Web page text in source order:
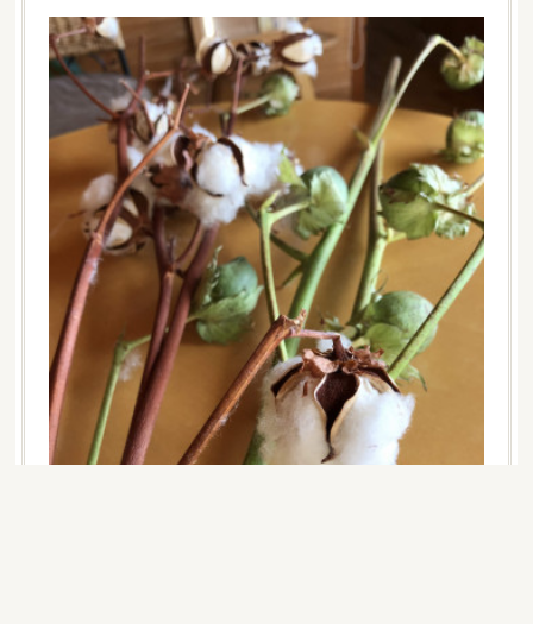
Copyright (C) 2017 mari-miyakoshi. All Rights Reserved.
Powered by AmebaOwnd
無料でホームページをつくろう